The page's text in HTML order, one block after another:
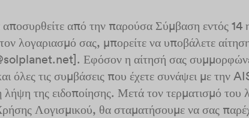
αποσυρθείτε από την παρούσα Σύμβαση εντός
λογαριασμό σας, μπορείτε να υποβάλετε
Εφόσον η αίτησή σας
όλες τις συμβάσεις που έχετε συνάψει με την
της ειδοποίησης. Μετά τον τερματισμό
Λογισμικού, θα σταματήσουμε να σας